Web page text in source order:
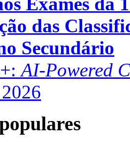
das
Secundário
AI-Powered